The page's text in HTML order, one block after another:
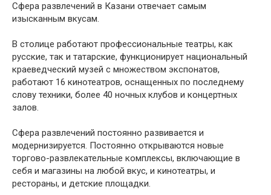
Сфера развлечений в Казани отвечает самым
изысканным вкусам.
В столице работают профессиональные театры, как
русские, так и татарские, функционирует национальный
краеведческий музей с множеством экспонатов,
работают 16 кинотеатров, оснащенных по последнему
слову техники, более 40 ночных клубов и концертных
залов.
Сфера развлечений постоянно развивается и
модернизируется. Постоянно открываются новые
торгово-развлекательные комплексы, включающие в
себя и магазины на любой вкус, и кинотеатры, и
рестораны, и детские площадки.